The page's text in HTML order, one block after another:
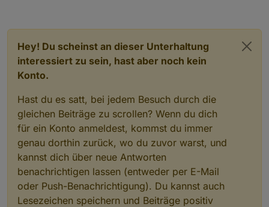
Hey! Du scheinst an dieser Unterhaltung
interessiert zu sein, hast aber noch kein
Konto.
Hast du es satt, bei jedem Besuch durch die
gleichen Beiträge zu scrollen? Wenn du dich
für ein Konto anmeldest, kommst du immer
genau dorthin zurück, wo du zuvor warst, und
kannst dich über neue Antworten
benachrichtigen lassen (entweder per E-Mail
oder Push-Benachrichtigung). Du kannst auch
Lesezeichen speichern und Beiträge positiv